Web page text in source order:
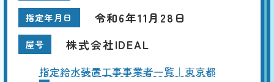
指定年月日 令和6年11月28日
屋号 株式会社IDEAL
指定給水装置工事事業者一覧｜東京都